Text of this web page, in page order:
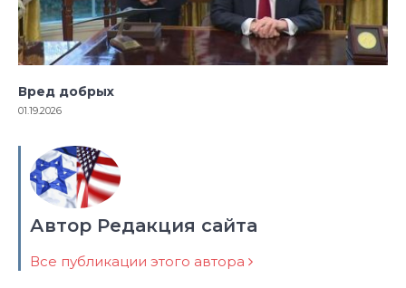
Вред добрых
01.19.2026
Автор Редакция сайта
Все публикации этого автора